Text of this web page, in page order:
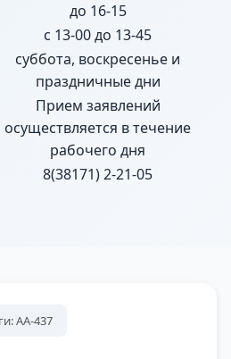
до 16-15
с 13-00 до 13-45
суббота, воскресенье и
праздничные дни
Прием заявлений
осуществляется в течение
рабочего дня
8(38171) 2-21-05
АА-437